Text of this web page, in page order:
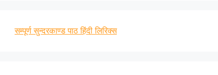
सम्पूर्ण सुन्दरकाण्ड पाठ हिंदी लिरिक्स